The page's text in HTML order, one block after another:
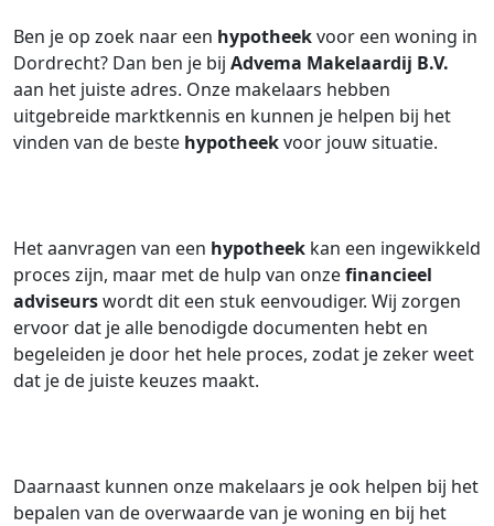
Ben je op zoek naar een hypotheekvoor een woning in
Dordrecht? Dan ben je bij Advema Makelaardij B.V.
aan het juiste adres. Onze makelaars hebben
uitgebreide marktkennis en kunnen je helpen bij het
vinden van de beste hypotheekvoor jouw situatie.
Het aanvragen van een hypotheek kan een ingewikkeld
proces zijn, maar met de hulp van onzefinancieel
adviseurswordt dit een stuk eenvoudiger. Wij zorgen
ervoor dat je alle benodigde documenten hebt en
begeleiden je door het hele proces, zodat je zeker weet
dat je de juiste keuzes maakt.
Daarnaast kunnen onze makelaars je ook helpen bij het
bepalen van de overwaarde van je woning en bij het